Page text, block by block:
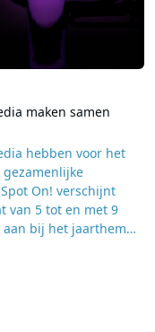
maken samen
hebben voor het
On! verschijnt
van 5 tot en met 9
bij het jaarthema
voor de diversiteit